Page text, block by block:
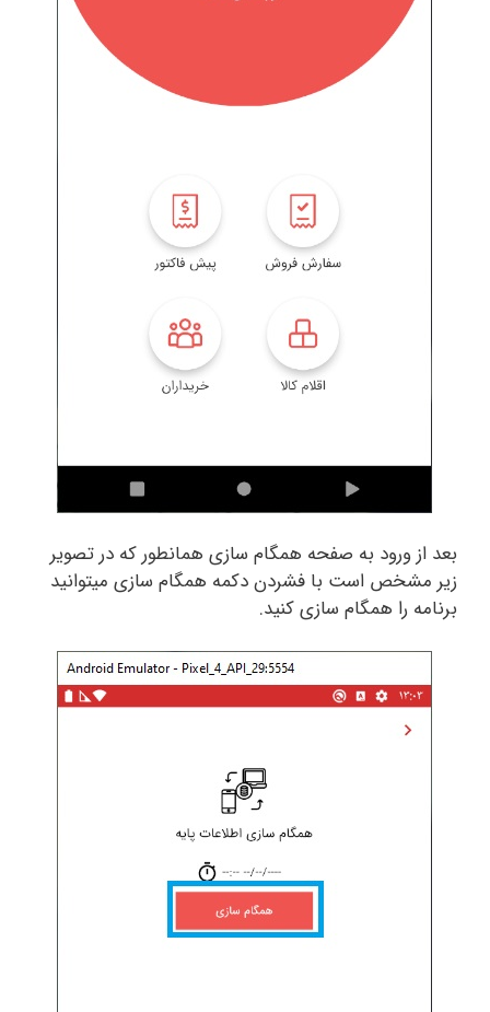
بعد از ورود به صفحه همگام سازی همانطور که در تصویر
زیر مشخص است با فشردن دکمه همگام سازی میتوانید
برنامه را همگام سازی کنید.